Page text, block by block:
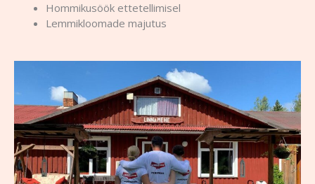
Hommikusöök ettetellimisel
Lemmikloomade majutus